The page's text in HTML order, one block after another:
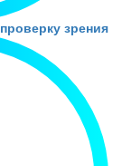
зрения